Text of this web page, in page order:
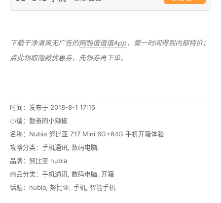
下载干净清爽无广告的网购值值值App ，第一时间得到内部特价；
点此领取隐藏优惠券，先领券再下单。
时间：发布于 2018-8-1 17:16
小编：勤奋的小辣椒
名称： Nubia 努比亚 Z17 Mini 6G+64G 手机开箱体验
攻略分类： 手机通讯, 数码电脑,
品牌： 努比亚 nubia
商品分类： 手机通讯, 数码电脑, 开箱
话题： nubia, 努比亚, 手机, 智能手机